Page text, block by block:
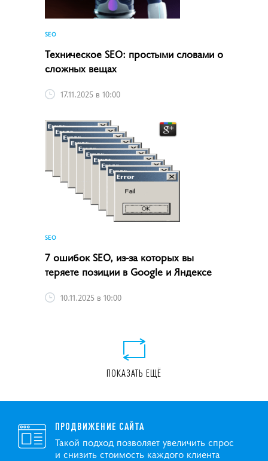
SEO
Техническое SEO: простыми словами о
сложных вещах
17.11.2025 в 10:00
SEO
7 ошибок SEO, из-за которых вы
теряете позиции в Google и Яндексе
10.11.2025 в 10:00
ПОКАЗАТЬ ЕЩЁ
ПРОДВИЖЕНИЕ САЙТА
Такой подход позволяет увеличить спрос
и снизить стоимость каждого клиента